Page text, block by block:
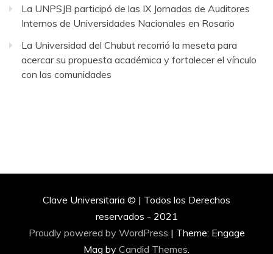
La UNPSJB participó de las IX Jornadas de Auditores
Internos de Universidades Nacionales en Rosario
La Universidad del Chubut recorrió la meseta para
acercar su propuesta académica y fortalecer el vínculo
con las comunidades
Clave Universitaria © | Todos los Derechos
reservados - 2021
Proudly powered by WordPress | Theme: Engage
Mag by Candid Themes.